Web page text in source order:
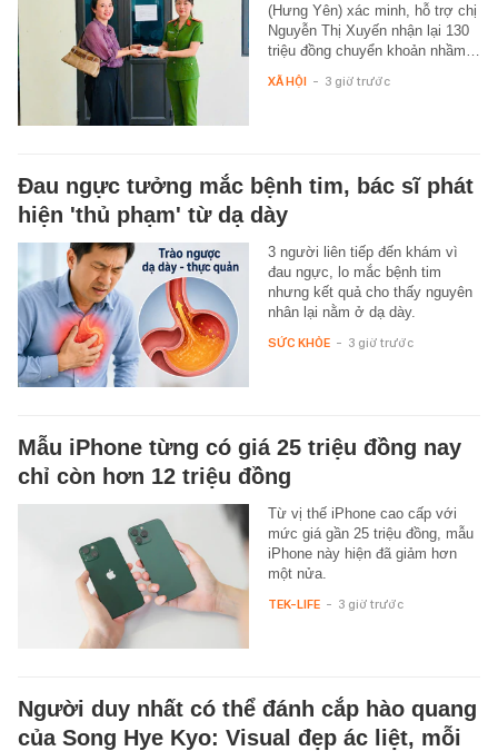
(Hưng Yên) xác minh, hỗ trợ chị
Nguyễn Thị Xuyến nhận lại 130
triệu đồng chuyển khoản nhầm…
XÃ HỘI - 3 giờ trước
Đau ngực tưởng mắc bệnh tim, bác sĩ phát
hiện 'thủ phạm' từ dạ dày
3 người liên tiếp đến khám vì
đau ngực, lo mắc bệnh tim
nhưng kết quả cho thấy nguyên
nhân lại nằm ở dạ dày.
SỨC KHỎE - 3 giờ trước
Mẫu iPhone từng có giá 25 triệu đồng nay
chỉ còn hơn 12 triệu đồng
Từ vị thế iPhone cao cấp với
mức giá gần 25 triệu đồng, mẫu
iPhone này hiện đã giảm hơn
một nửa.
TEK-LIFE - 3 giờ trước
Người duy nhất có thể đánh cắp hào quang
của Song Hye Kyo: Visual đẹp ác liệt, mỗi